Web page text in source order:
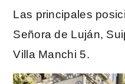
Las principales
Señora de Luján,
Villa Manchi 5.